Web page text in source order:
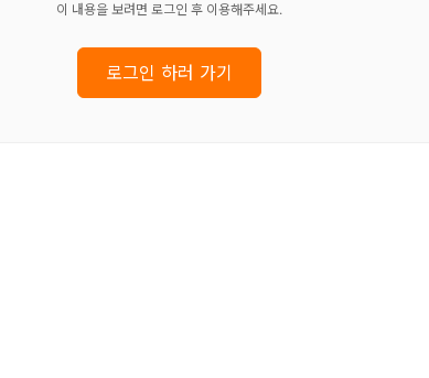
이 내용을 보려면 로그인 후 이용해주세요.
로그인 하러 가기